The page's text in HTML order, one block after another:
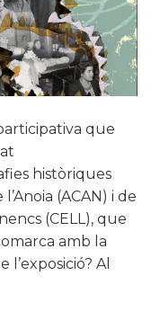
que
històriques
(ACAN) i de
(CELL), que
amb la
Al